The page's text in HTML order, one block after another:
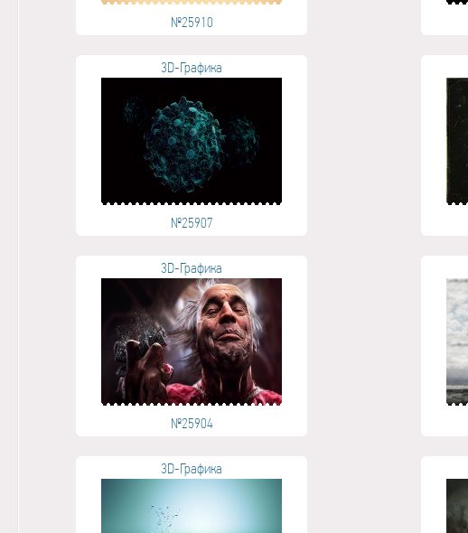
№25910
3D-Графика
№25907
3D-Графика
№25904
3D-Графика